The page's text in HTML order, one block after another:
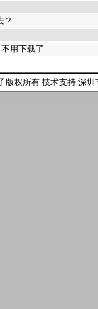
？
用下载了
版权所有 技术支持:深